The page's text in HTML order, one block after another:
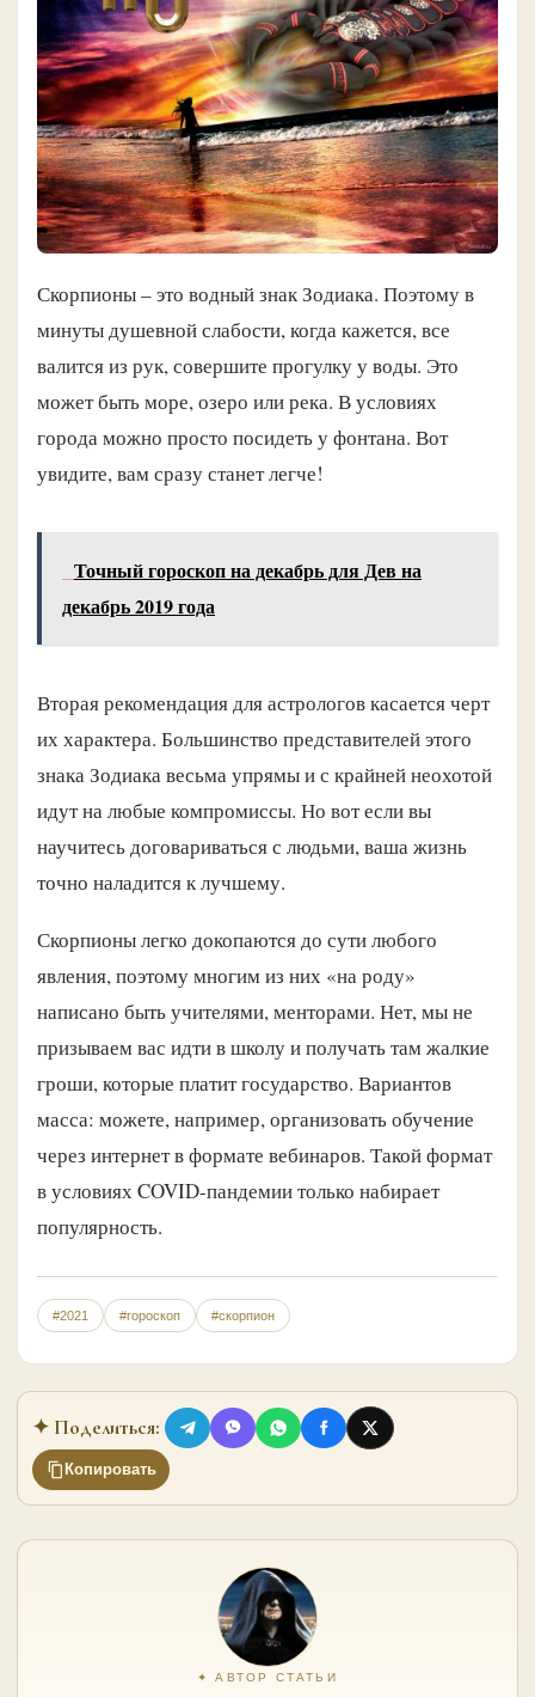
Скорпионы – это водный знак Зодиака. Поэтому в
минуты душевной слабости, когда кажется, все
валится из рук, совершите прогулку у воды. Это
может быть море, озеро или река. В условиях
города можно просто посидеть у фонтана. Вот
увидите, вам сразу станет легче!
Точный гороскоп на декабрь для Дев на
декабрь 2019 года
Вторая рекомендация для астрологов касается черт
их характера. Большинство представителей этого
знака Зодиака весьма упрямы и с крайней неохотой
идут на любые компромиссы. Но вот если вы
научитесь договариваться с людьми, ваша жизнь
точно наладится к лучшему.
Скорпионы легко докопаются до сути любого
явления, поэтому многим из них «на роду»
написано быть учителями, менторами. Нет, мы не
призываем вас идти в школу и получать там жалкие
гроши, которые платит государство. Вариантов
масса: можете, например, организовать обучение
через интернет в формате вебинаров. Такой формат
в условиях COVID-пандемии только набирает
популярность.
#2021 #гороскоп #скорпион
✦ Поделиться:
Копировать
✦ АВТОР СТАТЬИ